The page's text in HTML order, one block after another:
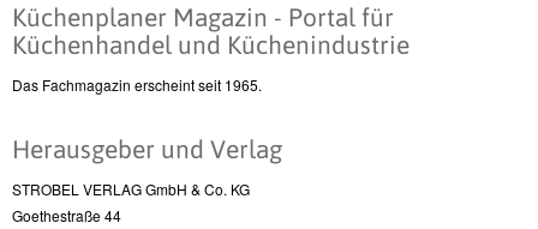
Küchenplaner Magazin - Portal für
Küchenhandel und Küchenindustrie
Das Fachmagazin erscheint seit 1965.
Herausgeber und Verlag
STROBEL VERLAG GmbH & Co. KG
Goethestraße 44